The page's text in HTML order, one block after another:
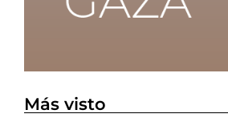
Más visto